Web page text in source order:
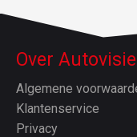
Over Autovisie
Algemene
Klantenservice
Privacy